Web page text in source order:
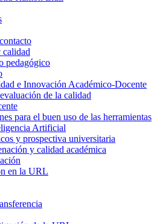
calidad
pedagógico
e Innovación Académico-Docente
de la calidad
para el buen uso de las herramientas
Artificial
y prospectiva universitaria
y calidad académica
en la URL